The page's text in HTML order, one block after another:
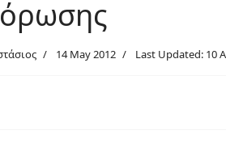
14 May 2012 Last Updated: 10